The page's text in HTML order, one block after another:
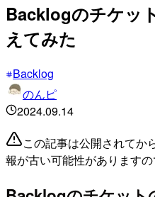
Backlogのチケッ
えてみた
Backlog
のんピ
2024.09.14
この記事は公開されてか
報が古い可能性がありますの